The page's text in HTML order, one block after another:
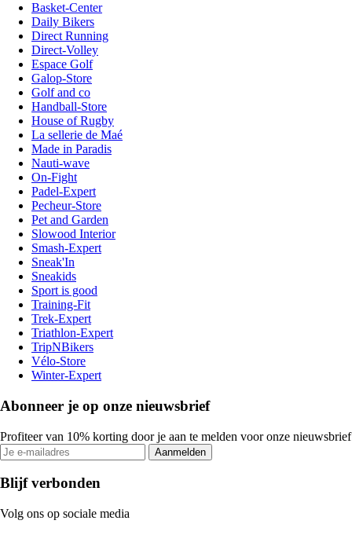
Basket-Center
Daily Bikers
Direct Running
Direct-Volley
Espace Golf
Galop-Store
Golf and co
Handball-Store
House of Rugby
La sellerie de Maé
Made in Paradis
Nauti-wave
On-Fight
Padel-Expert
Pecheur-Store
Pet and Garden
Slowood Interior
Smash-Expert
Sneak'In
Sneakids
Sport is good
Training-Fit
Trek-Expert
Triathlon-Expert
TripNBikers
Vélo-Store
Winter-Expert
Abonneer je op onze nieuwsbrief
Profiteer van 10% korting door je aan te melden voor onze nieuwsbrief
Aanmelden
Blijf verbonden
Volg ons op sociale media